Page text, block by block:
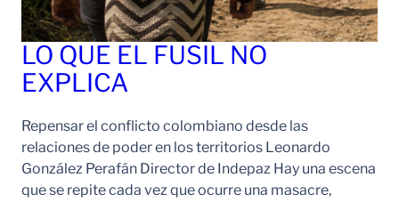
LO QUE EL FUSIL NO
EXPLICA
Repensar el conflicto colombiano desde las
relaciones de poder en los territorios Leonardo
González Perafán Director de Indepaz Hay una escena
que se repite cada vez que ocurre una masacre,